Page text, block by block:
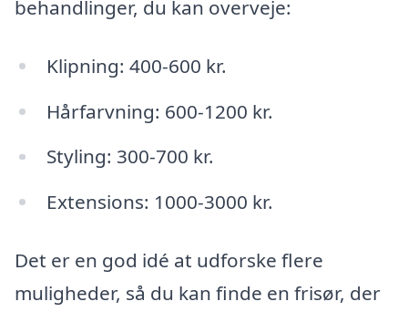
behandlinger, du kan overveje:
Klipning: 400-600 kr.
Hårfarvning: 600-1200 kr.
Styling: 300-700 kr.
Extensions: 1000-3000 kr.
Det er en god idé at udforske flere
muligheder, så du kan finde en frisør, der